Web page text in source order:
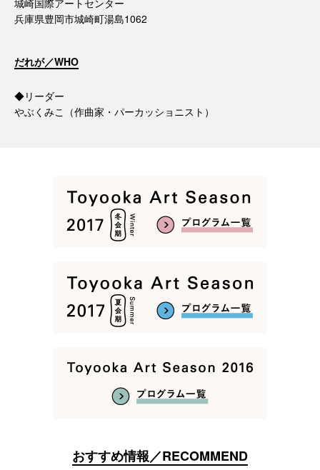
兵庫県豊岡市城崎町湯島1062
だれが／WHO
◆リーダー
やぶくみこ（作曲家・パーカッショニスト）
おすすめ情報／RECOMMEND